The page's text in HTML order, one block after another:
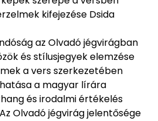
kifejezése Dsida
az Olvadó jégvirágban
és stílusjegyek elemzése
a vers szerkezetében
a magyar lírára
és irodalmi értékelés
Olvadó jégvirág jelentősége